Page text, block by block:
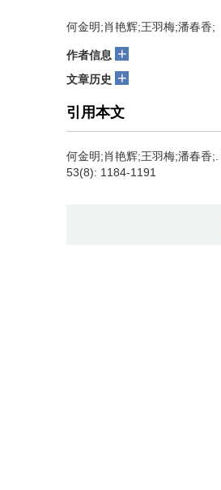
何金明;肖艳辉;王羽梅;潘春香;
作者信息 +
文章历史 +
引用本文
何金明;肖艳辉;王羽梅;潘春香;.
53(8): 1184-1191